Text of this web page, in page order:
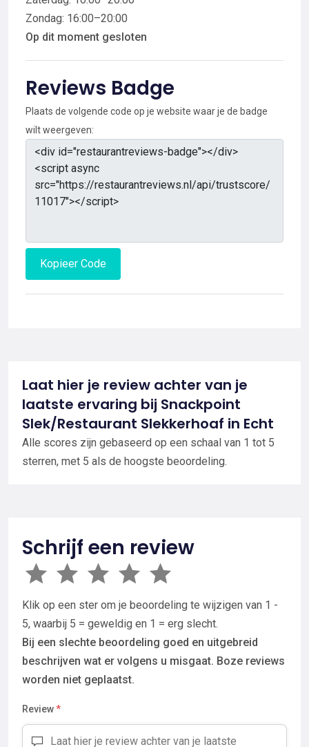
Zondag: 16:00–20:00
Op dit moment gesloten
Reviews Badge
Plaats de volgende code op je website waar je de badge
wilt weergeven:
Kopieer Code
Laat hier je review achter van je
laatste ervaring bij Snackpoint
Slek/Restaurant Slekkerhoaf in Echt
Alle scores zijn gebaseerd op een schaal van 1 tot 5
sterren, met 5 als de hoogste beoordeling.
Schrijf een review
Klik op een ster om je beoordeling te wijzigen van 1 -
5, waarbij 5 = geweldig en 1 = erg slecht.
Bij een slechte beoordeling goed en uitgebreid
beschrijven wat er volgens u misgaat. Boze reviews
worden niet geplaatst.
Review*